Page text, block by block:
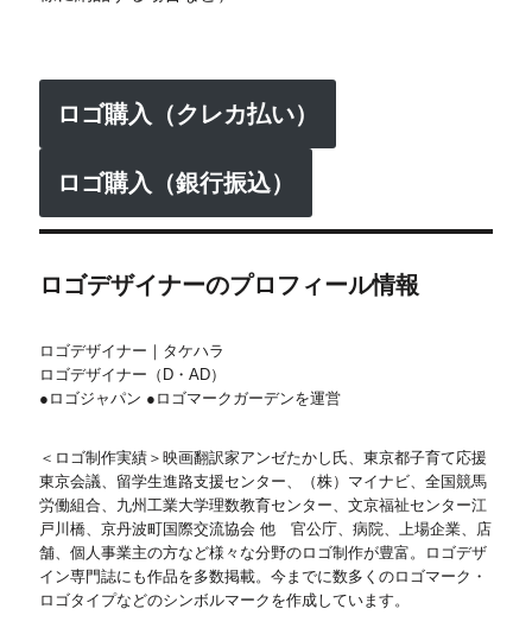
ロゴ購入（クレカ払い）
ロゴ購入（銀行振込）
ロゴデザイナーのプロフィール情報
ロゴデザイナー｜タケハラ
ロゴデザイナー（D・AD）
●ロゴジャパン ●ロゴマークガーデンを運営
＜ロゴ制作実績＞映画翻訳家アンゼたかし氏、東京都子育て応援
東京会議、留学生進路支援センター、（株）マイナビ、全国競馬
労働組合、九州工業大学理数教育センター、文京福祉センター江
戸川橋、京丹波町国際交流協会 他 官公庁、病院、上場企業、店
舗、個人事業主の方など様々な分野のロゴ制作が豊富。ロゴデザ
イン専門誌にも作品を多数掲載。今までに数多くのロゴマーク・
ロゴタイプなどのシンボルマークを作成しています。